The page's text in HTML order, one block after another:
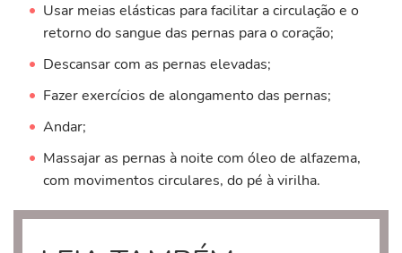
Usar meias elásticas para facilitar a circulação e o
retorno do sangue das pernas para o coração;
Descansar com as pernas elevadas;
Fazer exercícios de alongamento das pernas;
Andar;
Massajar as pernas à noite com óleo de alfazema,
com movimentos circulares, do pé à virilha.